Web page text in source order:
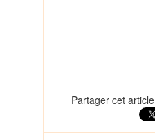
Partager cet article